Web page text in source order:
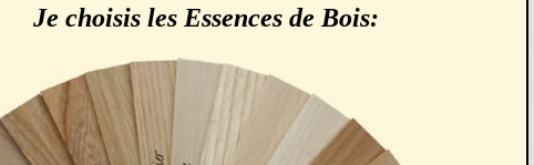
Je choisis les Essences de Bois: